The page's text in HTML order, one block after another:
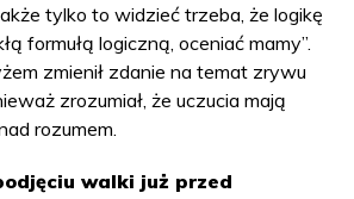
tylko to widzieć trzeba, że logikę
formułą logiczną, oceniać mamy”.
zmienił zdanie na temat zrywu
zrozumiał, że uczucia mają
rozumem.
walki już przed